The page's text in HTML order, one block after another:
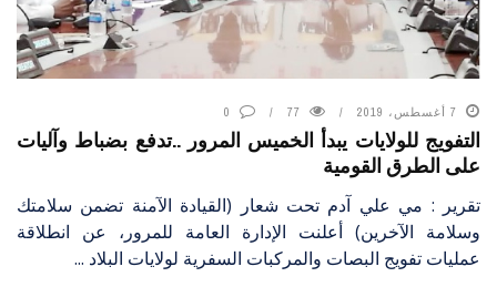
7 أغسطس، 2019 77
0
التفويج للولايات يبدأ الخميس المرور ..تدفع بضباط وآليات
على الطرق القومية
تقرير : مي علي آدم تحت شعار (القيادة الآمنة تضمن سلامتك
وسلامة الآخرين) أعلنت الإدارة العامة للمرور، عن انطلاقة
عمليات تفويج البصات والمركبات السفرية لولايات البلاد ...